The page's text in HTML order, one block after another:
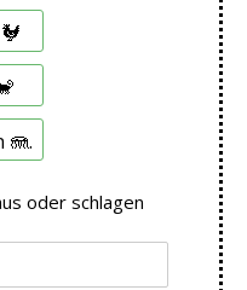
🪼.
oder schlagen